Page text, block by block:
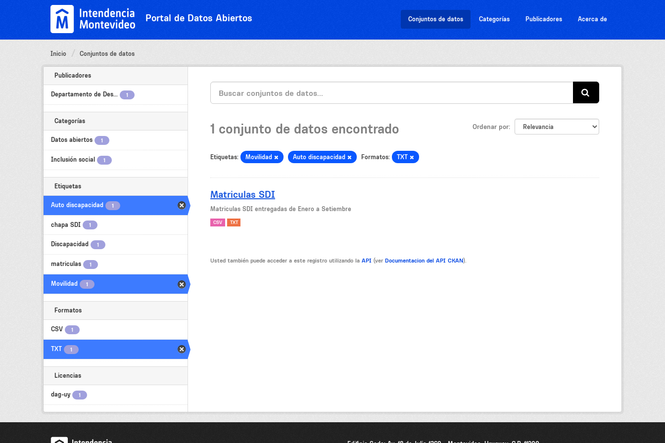
Portal de Datos Abiertos Conjuntos de datos Categorías Publicadores Acerca de
Inicio Conjuntos de datos
Publicadores
Departamento de Des... 1
Categorías
Datos abiertos 1
Inclusión social 1
Etiquetas
Auto discapacidad 1
chapa SDI 1
Discapacidad 1
matriculas 1
Movilidad 1
Formatos
CSV 1
TXT 1
Licencias
dag-uy 1
Ordenar por
1 conjunto de datos encontrado
Etiquetas: Movilidad Auto discapacidad Formatos: TXT
Matriculas SDI
Matriculas SDI entregadas de Enero a Setiembre
CSV TXT
Usted también puede acceder a este registro utilizando la API (ver Documentacion del API CKAN).